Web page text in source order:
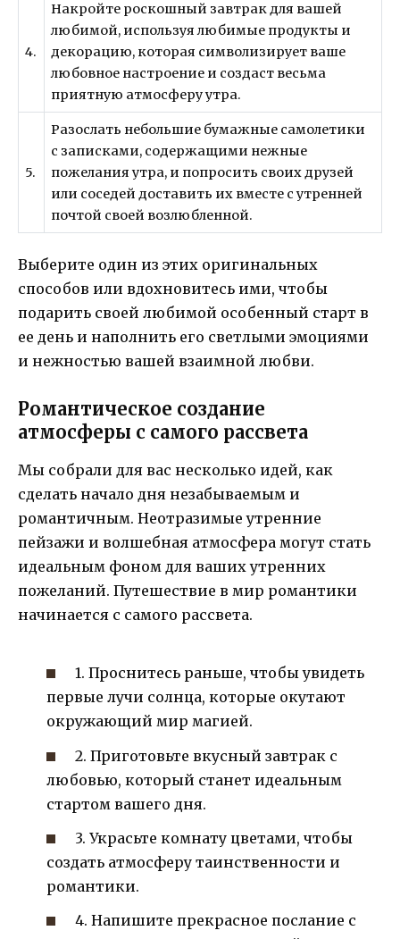
4.
Накройте роскошный завтрак для вашей
любимой, используя любимые продукты и
декорацию, которая символизирует ваше
любовное настроение и создаст весьма
приятную атмосферу утра.
5.
Разослать небольшие бумажные самолетики
с записками, содержащими нежные
пожелания утра, и попросить своих друзей
или соседей доставить их вместе с утренней
почтой своей возлюбленной.
Выберите один из этих оригинальных
способов или вдохновитесь ими, чтобы
подарить своей любимой особенный старт в
ее день и наполнить его светлыми эмоциями
и нежностью вашей взаимной любви.
Романтическое создание
атмосферы с самого рассвета
Мы собрали для вас несколько идей, как
сделать начало дня незабываемым и
романтичным. Неотразимые утренние
пейзажи и волшебная атмосфера могут стать
идеальным фоном для ваших утренних
пожеланий. Путешествие в мир романтики
начинается с самого рассвета.
1. Проснитесь раньше, чтобы увидеть
первые лучи солнца, которые окутают
окружающий мир магией.
2. Приготовьте вкусный завтрак с
любовью, который станет идеальным
стартом вашего дня.
3. Украсьте комнату цветами, чтобы
создать атмосферу таинственности и
романтики.
4. Напишите прекрасное послание с